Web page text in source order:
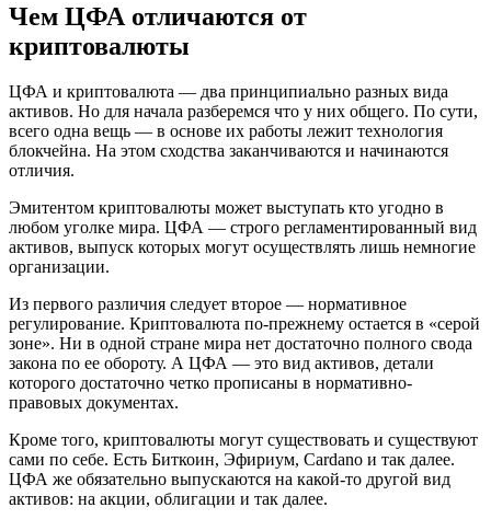
Чем ЦФА отличаются от
криптовалюты
ЦФА и криптовалюта — два принципиально разных вида
активов. Но для начала разберемся что у них общего. По сути,
всего одна вещь — в основе их работы лежит технология
блокчейна. На этом сходства заканчиваются и начинаются
отличия.
Эмитентом криптовалюты может выступать кто угодно в
любом уголке мира. ЦФА — строго регламентированный вид
активов, выпуск которых могут осуществлять лишь немногие
организации.
Из первого различия следует второе — нормативное
регулирование. Криптовалюта по-прежнему остается в «серой
зоне». Ни в одной стране мира нет достаточно полного свода
закона по ее обороту. А ЦФА — это вид активов, детали
которого достаточно четко прописаны в нормативно-
правовых документах.
Кроме того, криптовалюты могут существовать и существуют
сами по себе. Есть Биткоин, Эфириум, Cardano и так далее.
ЦФА же обязательно выпускаются на какой-то другой вид
активов: на акции, облигации и так далее.